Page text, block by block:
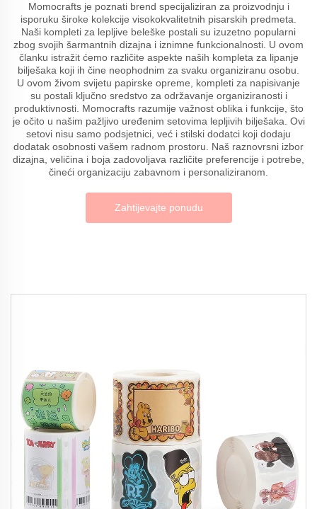
Momocrafts je poznati brend specijaliziran za proizvodnju i
isporuku široke kolekcije visokokvalitetnih pisarskih predmeta.
Naši kompleti za lepljive beleške postali su izuzetno popularni
zbog svojih šarmantnih dizajna i iznimne funkcionalnosti. U ovom
članku istražit ćemo različite aspekte naših kompleta za lipanje
bilješaka koji ih čine neophodnim za svaku organiziranu osobu.
U ovom živom svijetu papirske opreme, kompleti za napisivanje
su postali ključno sredstvo za održavanje organiziranosti i
produktivnosti. Momocrafts razumije važnost oblika i funkcije, što
je očito u našim pažljivo uređenim setovima lepljivih bilješaka. Ovi
setovi nisu samo podsjetnici, već i stilski dodatci koji dodaju
dodatak osobnosti vašem radnom prostoru. Naš raznovrsni izbor
dizajna, veličina i boja zadovoljava različite preferencije i potrebe,
čineći organizaciju zabavnom i personaliziranom.
Zahtijevajte ponudu